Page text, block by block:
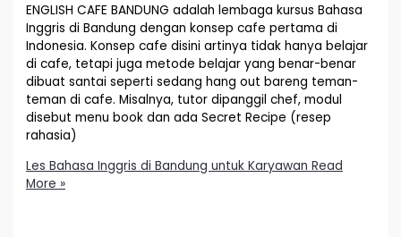
ENGLISH CAFE BANDUNG adalah lembaga kursus Bahasa
Inggris di Bandung dengan konsep cafe pertama di
Indonesia. Konsep cafe disini artinya tidak hanya belajar
di cafe, tetapi juga metode belajar yang benar-benar
dibuat santai seperti sedang hang out bareng teman-
teman di cafe. Misalnya, tutor dipanggil chef, modul
disebut menu book dan ada Secret Recipe (resep
rahasia)
Les Bahasa Inggris di Bandung untuk Karyawan Read
More »